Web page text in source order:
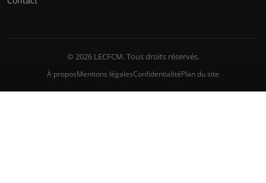
© 2026 LECFCM. Tous droits réservés.
À proposMentions légalesConfidentialitéPlan du site